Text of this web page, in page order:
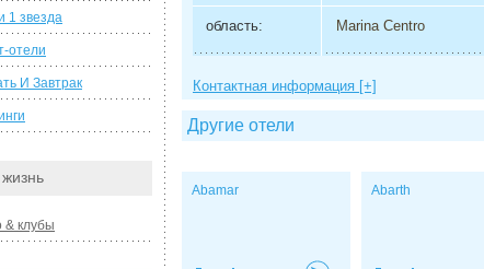
область: Marina Centro
Контактная информация [+]
Другие отели
Abamar Abarth
1 звезда
отели
И Завтрак
& клубы